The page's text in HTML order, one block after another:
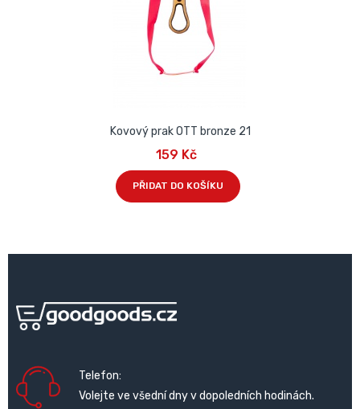
Kovový prak OTT bronze 21
159 Kč
PŘIDAT DO KOŠÍKU
Telefon:
Volejte ve všední dny v dopoledních hodinách.